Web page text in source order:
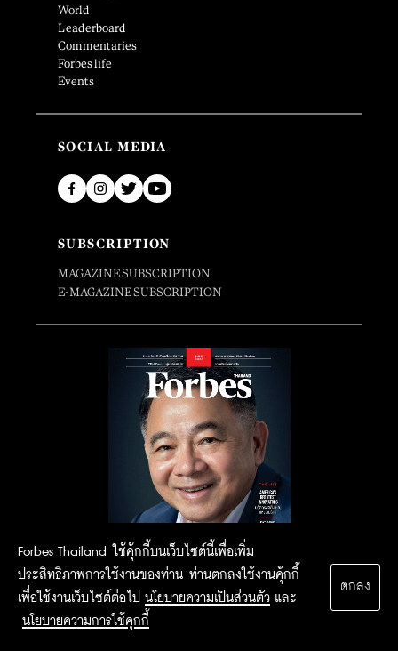
Forbes Thailand ใช้คุ้กกี้บนเว็บไซต์นี้เพื่อเพิ่ม
ประสิทธิภาพการใช้งานของท่าน ท่านตกลงใช้งานคุ้กกี้
เพื่อใช้งานเว็บไซต์ต่อไป นโยบายความเป็นส่วนตัว และ
นโยบายความการใช้คุกกี้
ตกลง
World
Leaderboard
Commentaries
Forbes life
Events
SOCIAL MEDIA
SUBSCRIPTION
MAGAZINE SUBSCRIPTION
E-MAGAZINE SUBSCRIPTION
2015 Forbesthailand.com ALL RIGHTS RESERVED